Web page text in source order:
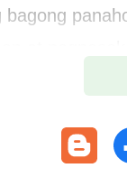
ng
paghatol